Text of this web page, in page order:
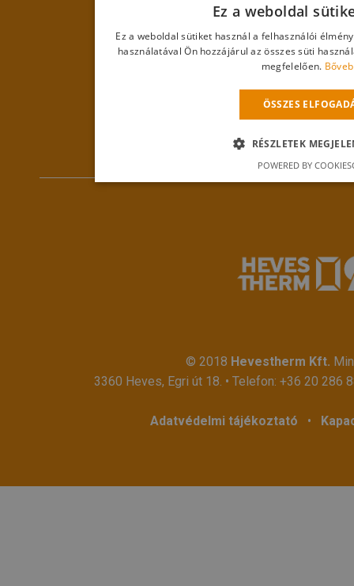
© 2018 Hevestherm Kft.
3360 Heves, Egri út 18. • Telefon: +36 20 286
Adatvédelmi tájékoztató •
Ez a weboldal
Ez a weboldal sütiket használ a felhasználói
használatával Ön hozzájárul az összes süti
megfelelően.
ÖSSZES
RÉSZLETEK
POWERED BY